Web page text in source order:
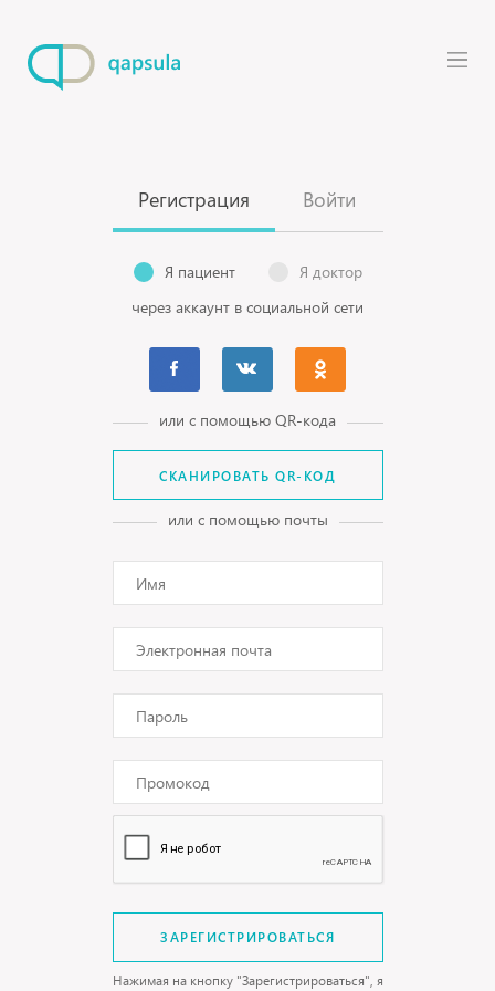
Регистрация Войти
Я пациент
Я доктор
через аккаунт в социальной сети
или с помощью QR-кода
СКАНИРОВАТЬ QR-КОД
или с помощью почты
ЗАРЕГИСТРИРОВАТЬСЯ
Нажимая на кнопку "Зарегистрироваться", я